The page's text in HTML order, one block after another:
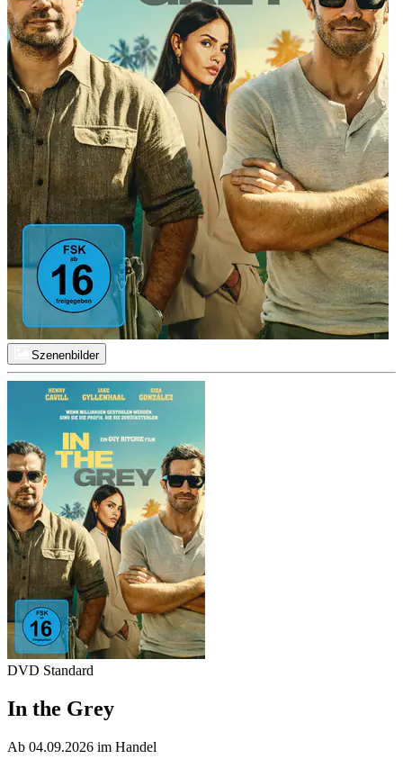
Szenenbilder
DVD Standard
In the Grey
Ab 04.09.2026 im Handel